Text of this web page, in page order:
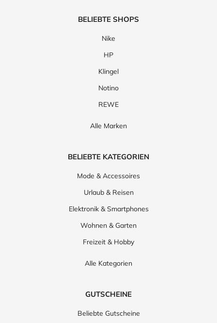
BELIEBTE SHOPS
Nike
HP
Klingel
Notino
REWE
Alle Marken
BELIEBTE KATEGORIEN
Mode & Accessoires
Urlaub & Reisen
Elektronik & Smartphones
Wohnen & Garten
Freizeit & Hobby
Alle Kategorien
GUTSCHEINE
Beliebte Gutscheine